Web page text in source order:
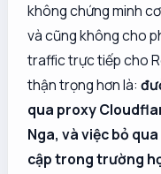
không chứng minh
và cũng không cho
traffic trực tiếp cho
thận trọng hơn là:
qua proxy
Nga, và việc bỏ
cập trong trường